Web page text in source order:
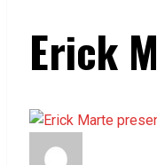
Erick